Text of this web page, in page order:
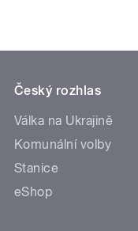
Český rozhlas
Válka na Ukrajině
Komunální volby
Stanice
eShop